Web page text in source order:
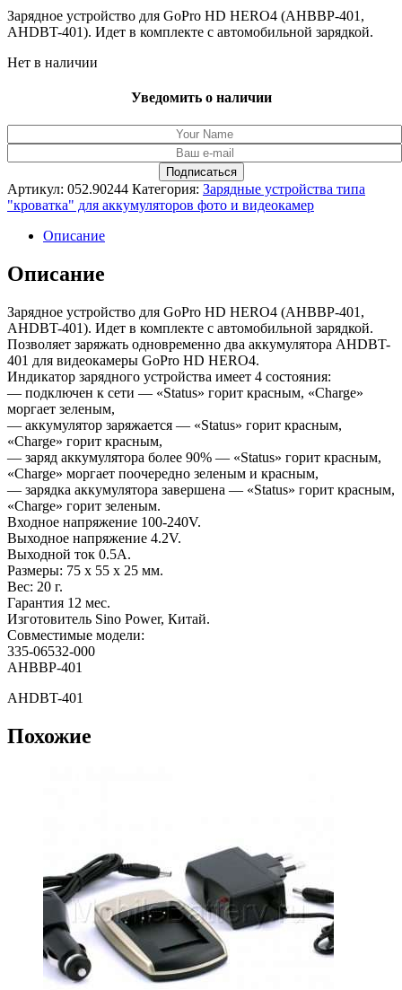
составляла
2,189.00₽.
1,990.00₽.
Зарядное устройство для GoPro HD HERO4 (AHBBP-401,
AHDBT-401). Идет в комплекте с автомобильной зарядкой.
Нет в наличии
Уведомить о наличии
Артикул: 052.90244 Категория: Зарядные устройства типа
"кроватка" для аккумуляторов фото и видеокамер
Описание
Описание
Зарядное устройство для GoPro HD HERO4 (AHBBP-401,
AHDBT-401). Идет в комплекте с автомобильной зарядкой.
Позволяет заряжать одновременно два аккумулятора AHDBT-
401 для видеокамеры GoPro HD HERO4.
Индикатор зарядного устройства имеет 4 состояния:
— подключен к сети — «Status» горит красным, «Charge»
моргает зеленым,
— аккумулятор заряжается — «Status» горит красным,
«Charge» горит красным,
— заряд аккумулятора более 90% — «Status» горит красным,
«Charge» моргает поочередно зеленым и красным,
— зарядка аккумулятора завершена — «Status» горит красным,
«Charge» горит зеленым.
Входное напряжение 100-240V.
Выходное напряжение 4.2V.
Выходной ток 0.5А.
Размеры: 75 x 55 x 25 мм.
Вес: 20 г.
Гарантия 12 мес.
Изготовитель Sino Power, Китай.
Совместимые модели:
335-06532-000
AHBBP-401
AHDBT-401
Похожие